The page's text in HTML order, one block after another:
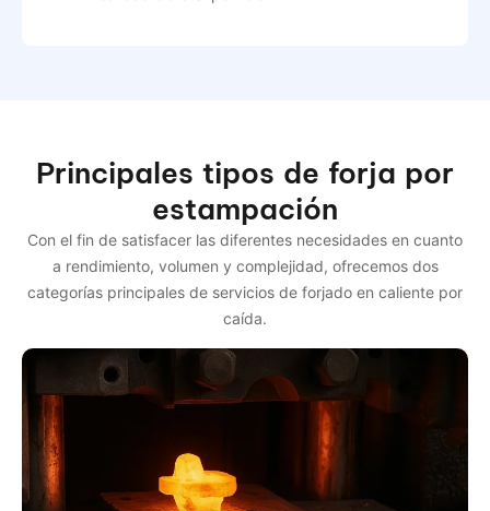
Principales tipos de forja por
estampación
Con el fin de satisfacer las diferentes necesidades en cuanto
a rendimiento, volumen y complejidad, ofrecemos dos
categorías principales de servicios de forjado en caliente por
caída.